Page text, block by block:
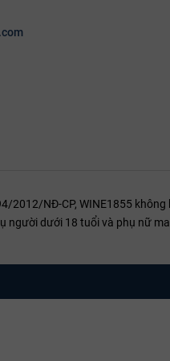
lịch kết hợp với nồng độ
cũng như ở cổ họng.
thơm trái cây ở trên khi ở cổ
Di Montalcino Ripe Al Convento
2012/NĐ-CP, WINE1855
người dưới 18 tuổi và phụ nữ